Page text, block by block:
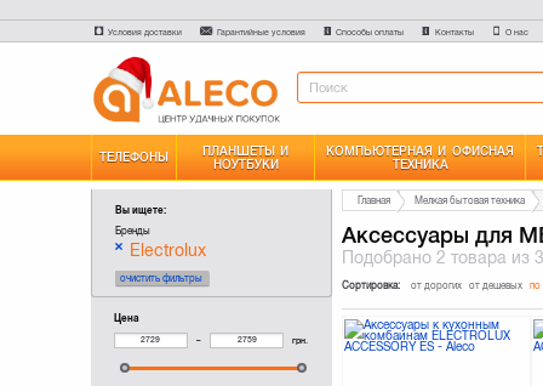
Условия доставки Гарантийные условия Способы оплаты Контакты О нас
ТЕЛЕФОНЫ
ПЛАНШЕТЫ И
НОУТБУКИ
КОМПЬЮТЕРНАЯ И ОФИСНАЯ
ТЕХНИКА
Вы ищете:
Бренды
Electrolux
очистить фильтры
Цена
– грн.
Главная Мелкая бытовая техника
Аксессуары для
Подобрано2 товара из
Сортировка: от дорогих от дешевых по